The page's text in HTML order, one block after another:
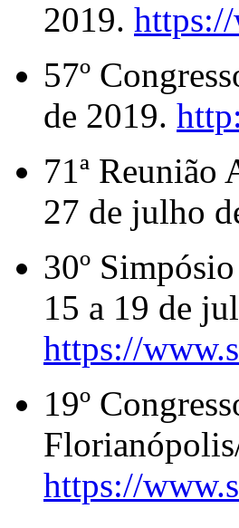
2019.
57º
de 2019.
71ª Reunião
27 de julho
30º
15 a 19 de
https://
19º
https://